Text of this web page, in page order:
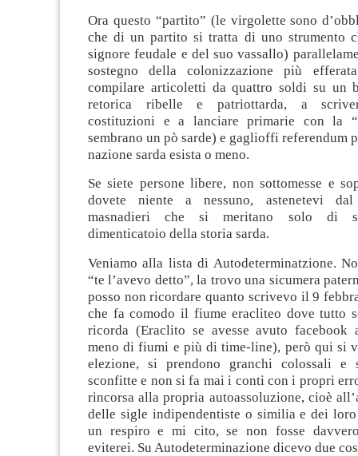
Ora questo “partito” (le virgolette sono
che di un partito si tratta di uno strumento
signore feudale e del suo vassallo)
sostegno della colonizzazione più
compilare articoletti da quattro soldi su un
retorica ribelle e patriottarda, a
costituzioni e a lanciare primarie con la
sembrano un pò sarde) e gaglioffi referendum
nazione sarda esista o meno.
Se siete persone libere, non sottomesse e
dovete niente a nessuno, astenetevi
masnadieri che si meritano solo di
dimenticatoio della storia sarda.
Veniamo alla lista di Autodeterminatzione.
“te l’avevo detto”, la trovo una sicumera
posso non ricordare quanto scrivevo il 9
che fa comodo il fiume eracliteo dove tutto
ricorda (Eraclito se avesse avuto facebook
meno di fiumi e più di time-line), però qui si
elezione, si prendono granchi colossali e
sconfitte e non si fa mai i conti con i propri
rincorsa alla propria autoassoluzione, cioè
delle sigle indipendentiste o similia e dei loro
un respiro e mi cito, se non fosse
eviterei. Su Autodeterminazione dicevo due